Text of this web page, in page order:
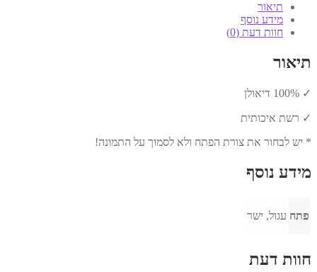
תיאור
מידע נוסף
חוות דעת (0)
תיאור
✓ 100% דיאולן
✓ רשת איכותית
* יש לבחור את צורת הפתח ולא לסמוך על התמונה!
מידע נוסף
פתח עגול, ישר
חוות דעת